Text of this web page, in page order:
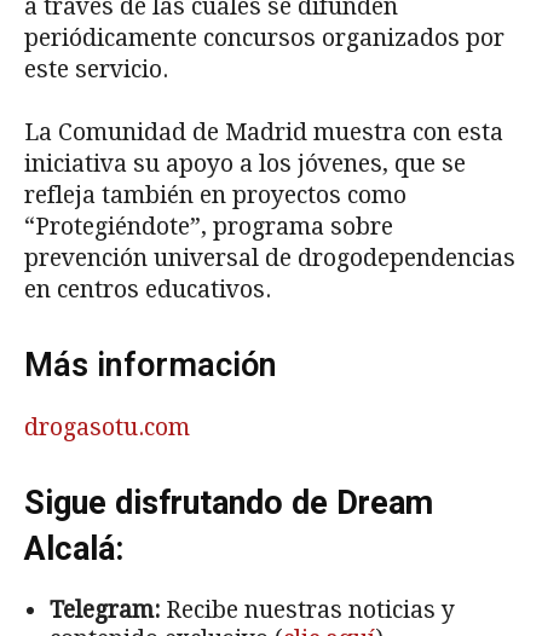
a través de las cuales se difunden
periódicamente concursos organizados por
este servicio.
La Comunidad de Madrid muestra con esta
iniciativa su apoyo a los jóvenes, que se
refleja también en proyectos como
“Protegiéndote”, programa sobre
prevención universal de drogodependencias
en centros educativos.
Más información
drogasotu.com
Sigue disfrutando de Dream
Alcalá:
Telegram: Recibe nuestras noticias y